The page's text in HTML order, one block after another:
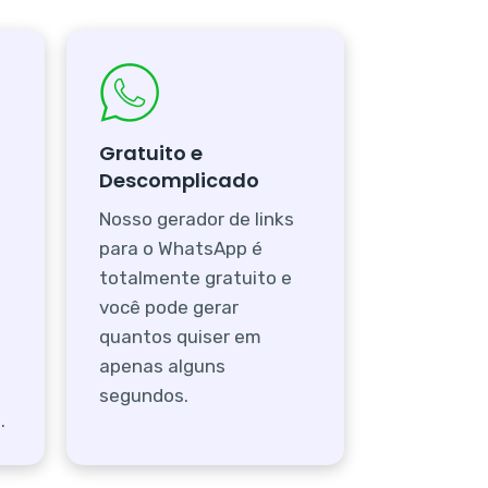
Gratuito e
Descomplicado
Nosso gerador de links
para o WhatsApp é
totalmente gratuito e
você pode gerar
quantos quiser em
apenas alguns
segundos.